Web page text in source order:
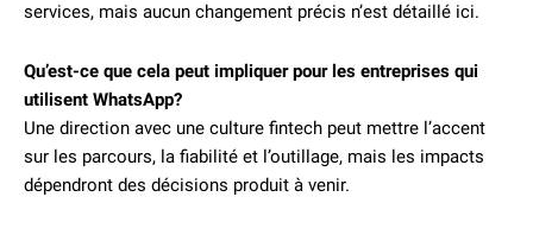
services, mais aucun changement précis n’est détaillé ici.
Qu’est-ce que cela peut impliquer pour les entreprises qui
utilisent WhatsApp?
Une direction avec une culture fintech peut mettre l’accent
sur les parcours, la fiabilité et l’outillage, mais les impacts
dépendront des décisions produit à venir.